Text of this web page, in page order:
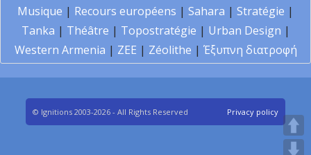
Musique | Recours européens | Sahara | Stratégie |
Tanka | Théâtre | Topostratégie | Urban Design |
Western Armenia | ZEE | Zéolithe | Έξυπνη διατροφή
© Ignitions 2003-2026 - All Rights Reserved Privacy policy